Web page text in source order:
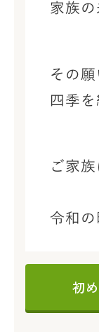
家族
その願
四季
ご家
令和の
初